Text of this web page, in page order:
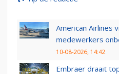
American Airlines
medewerkers
10-08-2026, 14:42
Embraer draait